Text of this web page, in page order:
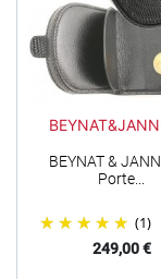
BEYNAT &
Porte...
(1)
Prix
249,00 €